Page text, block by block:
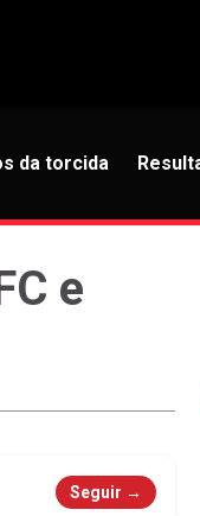
da torcida
e
Seguir →